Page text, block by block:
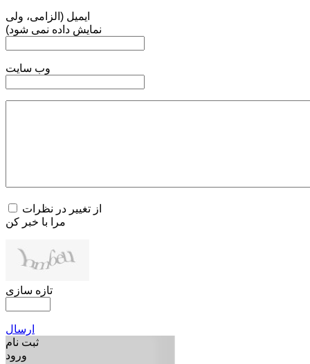
ایمیل (الزامی، ولی
نمایش داده نمی شود)
وب سایت
از تغییر در نظرات
مرا با خبر کن
تازه سازی
ارسال
ثبت نام
ورود